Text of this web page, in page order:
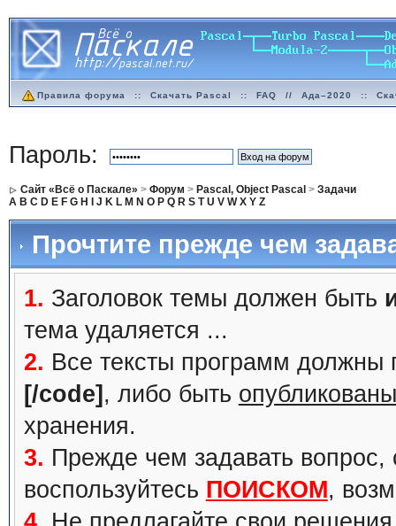
Правила форума :: Скачать Pascal :: FAQ // Ада–2020 ::
Пароль:
Сайт «Всё о Паскале» > Форум > Pascal, Object Pascal > Задачи
A B C D E F G H J K L M N O P Q R S T U V W X Y Z
Прочтите прежде чем
1. Заголовок темы должен быть
тема удаляется ...
2. Все тексты программ должны
[/code] , либо быть
хранения.
3. Прежде чем задавать вопрос,
воспользуйтесь ПОИСКОМ,